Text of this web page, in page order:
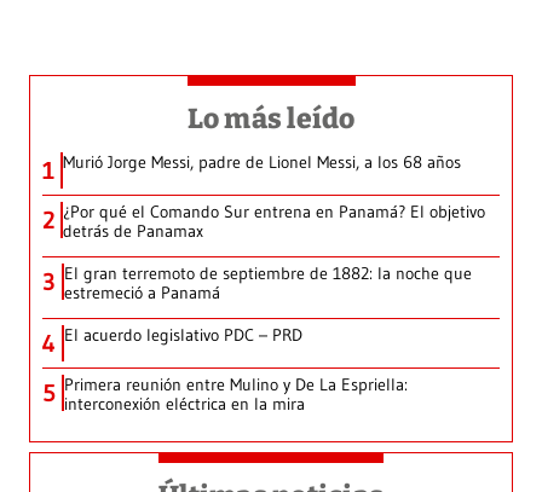
Lo más leído
1 Murió Jorge Messi, padre de Lionel Messi, a los 68 años
2 ¿Por qué el Comando Sur entrena en Panamá? El objetivo
detrás de Panamax
3 El gran terremoto de septiembre de 1882: la noche que
estremeció a Panamá
4 El acuerdo legislativo PDC – PRD
5 Primera reunión entre Mulino y De La Espriella:
interconexión eléctrica en la mira